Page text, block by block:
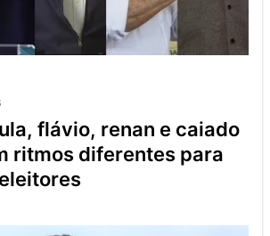
ritmos diferentes para